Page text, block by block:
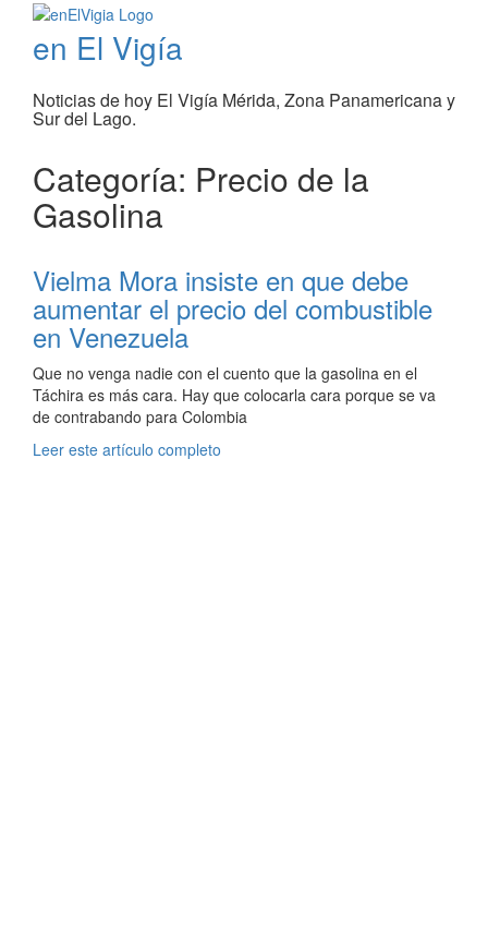
en El Vigía
Noticias de hoy El Vigía Mérida, Zona Panamericana y
Sur del Lago.
Categoría: Precio de la
Gasolina
Vielma Mora insiste en que debe
aumentar el precio del combustible
en Venezuela
Que no venga nadie con el cuento que la gasolina en el
Táchira es más cara. Hay que colocarla cara porque se va
de contrabando para Colombia
Leer este artículo completo